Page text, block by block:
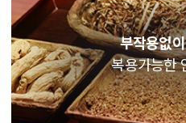
부작용없
복용가능한